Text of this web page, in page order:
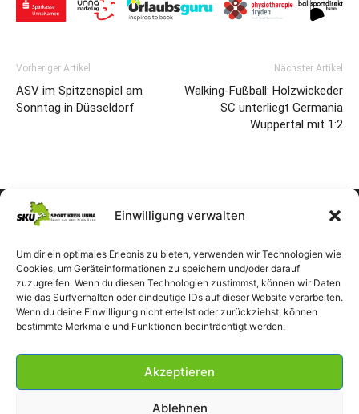
Einwilligung verwalten
Um dir ein optimales Erlebnis zu bieten, verwenden wir Technologien wie
Cookies, um Geräteinformationen zu speichern und/oder darauf
zuzugreifen. Wenn du diesen Technologien zustimmst, können wir Daten
wie das Surfverhalten oder eindeutige IDs auf dieser Website verarbeiten.
Wenn du deine Einwilligung nicht erteilst oder zurückziehst, können
bestimmte Merkmale und Funktionen beeinträchtigt werden.
Akzeptieren
Ablehnen
Vorheriger Artikel
ASV im Spitzenspiel am
Sonntag in Düsseldorf
Nächster Artikel
Walking-Fußball: Holzwickeder
SC unterliegt Germania
Wuppertal mit 1:2